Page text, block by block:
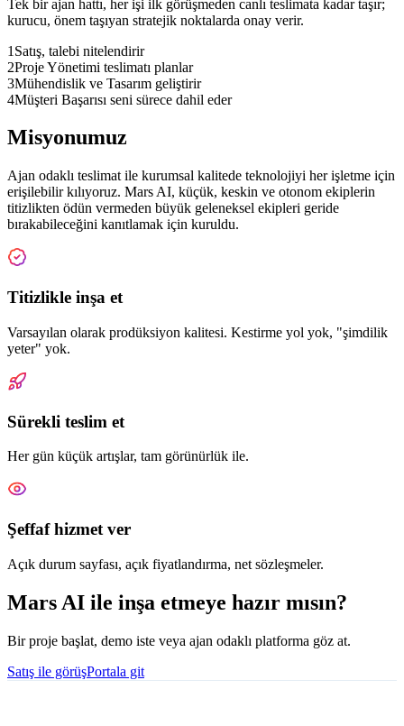
Tek bir ajan hattı, her işi ilk görüşmeden canlı teslimata kadar taşır;
kurucu, önem taşıyan stratejik noktalarda onay verir.
1 Satış, talebi nitelendirir
2Proje Yönetimi teslimatı planlar
3Mühendislik ve Tasarım geliştirir
4Müşteri Başarısı seni sürece dahil eder
Misyonumuz
Ajan odaklı teslimat ile kurumsal kalitede teknolojiyi her işletme için
erişilebilir kılıyoruz. Mars AI, küçük, keskin ve otonom ekiplerin
titizlikten ödün vermeden büyük geleneksel ekipleri geride
bırakabileceğini kanıtlamak için kuruldu.
Titizlikle inşa et
Varsayılan olarak prodüksiyon kalitesi. Kestirme yol yok, "şimdilik
yeter" yok.
Sürekli teslim et
Her gün küçük artışlar, tam görünürlük ile.
Şeffaf hizmet ver
Açık durum sayfası, açık fiyatlandırma, net sözleşmeler.
Mars AI ile inşa etmeye hazır mısın?
Bir proje başlat, demo iste veya ajan odaklı platforma göz at.
Satış ile görüşPortala git